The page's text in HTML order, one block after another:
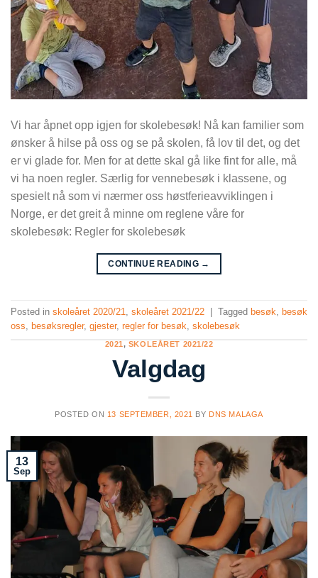
Vi har åpnet opp igjen for skolebesøk! Nå kan familier som
ønsker å hilse på oss og se på skolen, få lov til det, og det
er vi glade for. Men for at dette skal gå like fint for alle, må
vi ha noen regler. Særlig for vennebesøk i klassene, og
spesielt nå som vi nærmer oss høstferieavviklingen i
Norge, er det greit å minne om reglene våre for
skolebesøk: Regler for skolebesøk
CONTINUE READING →
Posted in skoleåret 2020/21, skoleåret 2021/22 Tagged besøk, besøk
oss, besøksregler, gjester, regler for besøk, skolebesøk
2021, SKOLEÅRET 2021/22
Valgdag
POSTED ON 13 SEPTEMBER, 2021 BY DNS MALAGA
13
Sep